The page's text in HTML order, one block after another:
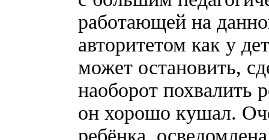
работающей на
авторитетом как у
может остановить,
наоборот похвалить
он хорошо кушал.
ребёнка,